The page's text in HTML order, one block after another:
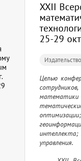
XXII
25-29
Целью
управления.